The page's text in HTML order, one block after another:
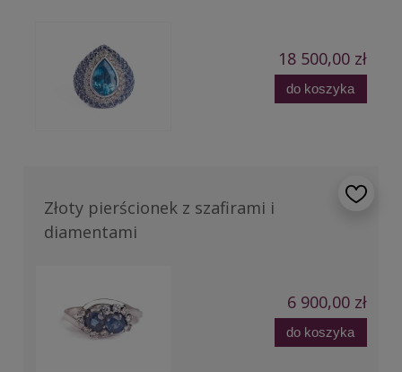
18 500,00 zł
do koszyka
Złoty pierścionek z szafirami i
diamentami
6 900,00 zł
do koszyka